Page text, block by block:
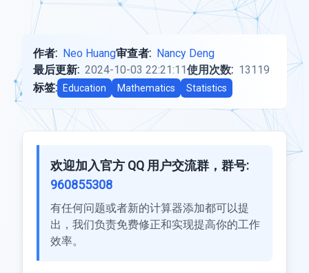
作者: Neo Huang审查者: Nancy Deng
最后更新: 2024-10-03 22:21:11使用次数: 13119
标签:
Education Mathematics Statistics
欢迎加入官方 QQ 用户交流群，群号:
960855308
有任何问题或者新的计算器添加都可以提
出，我们负责免费修正和实现提高你的工作
效率。